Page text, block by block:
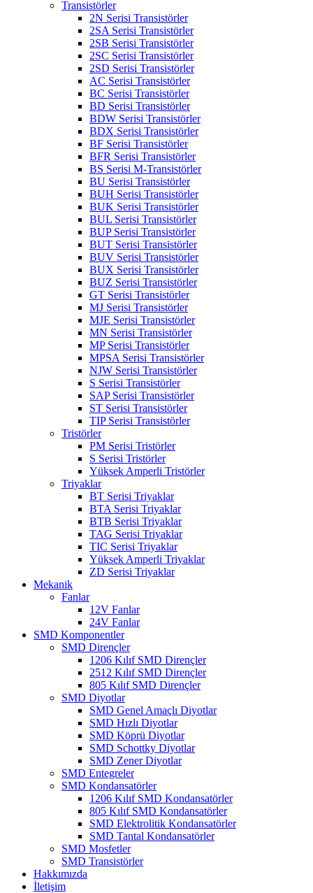
Transistörler
2N Serisi Transistörler
2SA Serisi Transistörler
2SB Serisi Transistörler
2SC Serisi Transistörler
2SD Serisi Transistörler
AC Serisi Transistörler
BC Serisi Transistörler
BD Serisi Transistörler
BDW Serisi Transistörler
BDX Serisi Transistörler
BF Serisi Transistörler
BFR Serisi Transistörler
BS Serisi M-Transistörler
BU Serisi Transistörler
BUH Serisi Transistörler
BUK Serisi Transistörler
BUL Serisi Transistörler
BUP Serisi Transistörler
BUT Serisi Transistörler
BUV Serisi Transistörler
BUX Serisi Transistörler
BUZ Serisi Transistörler
GT Serisi Transistörler
MJ Serisi Transistörler
MJE Serisi Transistörler
MN Serisi Transistörler
MP Serisi Transistörler
MPSA Serisi Transistörler
NJW Serisi Transistörler
S Serisi Transistörler
SAP Serisi Transistörler
ST Serisi Transistörler
TIP Serisi Transistörler
Tristörler
PM Serisi Tristörler
S Serisi Tristörler
Yüksek Amperli Tristörler
Triyaklar
BT Serisi Triyaklar
BTA Serisi Triyaklar
BTB Serisi Triyaklar
TAG Serisi Triyaklar
TIC Serisi Triyaklar
Yüksek Amperli Triyaklar
ZD Serisi Triyaklar
Mekanik
Fanlar
12V Fanlar
24V Fanlar
SMD Komponentler
SMD Dirençler
1206 Kılıf SMD Dirençler
2512 Kılıf SMD Dirençler
805 Kılıf SMD Dirençler
SMD Diyotlar
SMD Genel Amaçlı Diyotlar
SMD Hızlı Diyotlar
SMD Köprü Diyotlar
SMD Schottky Diyotlar
SMD Zener Diyotlar
SMD Entegreler
SMD Kondansatörler
1206 Kılıf SMD Kondansatörler
805 Kılıf SMD Kondansatörler
SMD Elektrolitik Kondansatörler
SMD Tantal Kondansatörler
SMD Mosfetler
SMD Transistörler
Hakkımızda
İletişim